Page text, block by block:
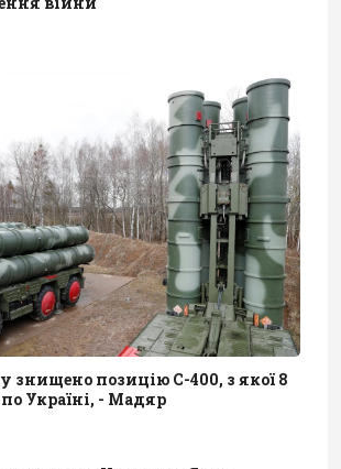
знищено позицію С-400, з якої 8
Україні, - Мадяр